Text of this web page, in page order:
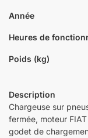
Année
Heures de
Poids (kg)
Description
Chargeuse sur
fermée, moteur
godet de